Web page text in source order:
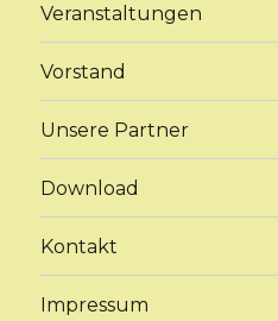
Veranstaltungen
Vorstand
Unsere Partner
Download
Kontakt
Impressum